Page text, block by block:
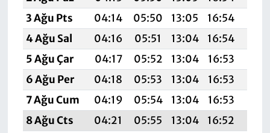
3 Ağu Pts
04:14 05:50 13:05 16:54
4 Ağu Sal
04:16 05:51 13:04 16:54
5 Ağu Çar
04:17 05:52 13:04 16:53
6 Ağu Per
04:18 05:53 13:04 16:53
7 Ağu Cum
04:19 05:54 13:04 16:53
8 Ağu Cts
04:21 05:55 13:04 16:52